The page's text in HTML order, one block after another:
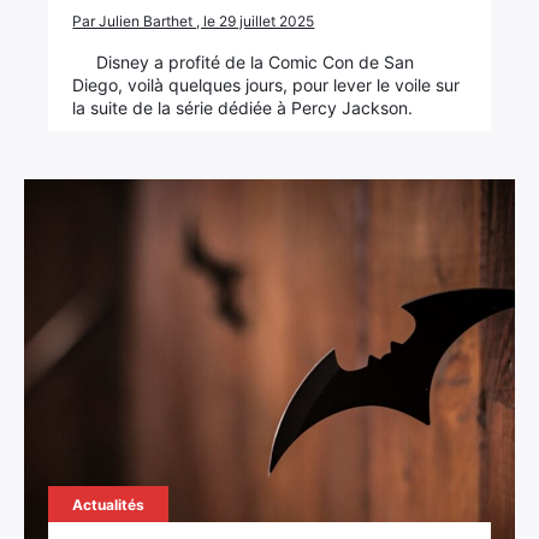
Par Julien Barthet , le 29 juillet 2025
Disney a profité de la Comic Con de San
Diego, voilà quelques jours, pour lever le voile sur
la suite de la série dédiée à Percy Jackson.
Actualités